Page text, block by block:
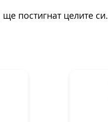
постигнат целите си.